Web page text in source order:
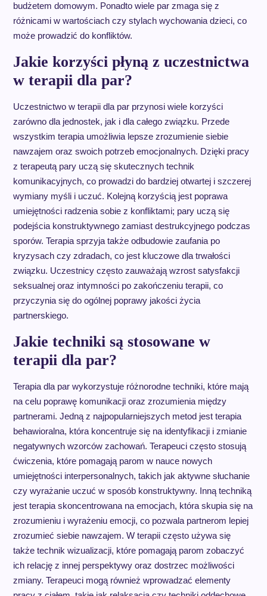
budżetem domowym. Ponadto wiele par zmaga się z
różnicami w wartościach czy stylach wychowania dzieci, co
może prowadzić do konfliktów.
Jakie korzyści płyną z uczestnictwa
w terapii dla par?
Uczestnictwo w terapii dla par przynosi wiele korzyści
zarówno dla jednostek, jak i dla całego związku. Przede
wszystkim terapia umożliwia lepsze zrozumienie siebie
nawzajem oraz swoich potrzeb emocjonalnych. Dzięki pracy
z terapeutą pary uczą się skutecznych technik
komunikacyjnych, co prowadzi do bardziej otwartej i szczerej
wymiany myśli i uczuć. Kolejną korzyścią jest poprawa
umiejętności radzenia sobie z konfliktami; pary uczą się
podejścia konstruktywnego zamiast destrukcyjnego podczas
sporów. Terapia sprzyja także odbudowie zaufania po
kryzysach czy zdradach, co jest kluczowe dla trwałości
związku. Uczestnicy często zauważają wzrost satysfakcji
seksualnej oraz intymności po zakończeniu terapii, co
przyczynia się do ogólnej poprawy jakości życia
partnerskiego.
Jakie techniki są stosowane w
terapii dla par?
Terapia dla par wykorzystuje różnorodne techniki, które mają
na celu poprawę komunikacji oraz zrozumienia między
partnerami. Jedną z najpopularniejszych metod jest terapia
behawioralna, która koncentruje się na identyfikacji i zmianie
negatywnych wzorców zachowań. Terapeuci często stosują
ćwiczenia, które pomagają parom w nauce nowych
umiejętności interpersonalnych, takich jak aktywne słuchanie
czy wyrażanie uczuć w sposób konstruktywny. Inną techniką
jest terapia skoncentrowana na emocjach, która skupia się na
zrozumieniu i wyrażeniu emocji, co pozwala partnerom lepiej
zrozumieć siebie nawzajem. W terapii często używa się
także technik wizualizacji, które pomagają parom zobaczyć
ich relację z innej perspektywy oraz dostrzec możliwości
zmiany. Terapeuci mogą również wprowadzać elementy